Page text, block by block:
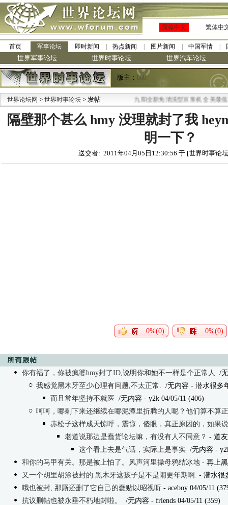
简体中文 繁体中
首页 军事论坛 即时新闻 热点新闻 图片新闻 中国军情
世界军事论坛 世界时事论坛 世界汽车论坛
版主： bob
世界论坛网 > 世界时事论坛 > 发帖 九阳全新免清洗型豆浆机 全美最低
隔壁那个甚么 hmy 没理就封了我
明一下？
送交者: 2011年04月05日12:30:56 于 [世界时事论
0%(0) 0%(0)
你有福了，你被疯婆hmy封了ID,说明你和她不一样是个正常人
/
我感觉黑木牙至少心理有问题,不太正常. /无内容 - 潜水很多
而且常年坚持不就医 /无内容 - y2k 04/05/11 (406)
呵呵，哪剩下来还继续在哪泥潭里折腾的人呢？他们算不算
赤松子这样成天惊呼，震惊，傻眼，真正原因的，如果
老道说那边是蠢货论坛嘛，有没有人不同意？ - 道
这个看上去是气话，实际上是事实 /无内容 -
和你的马甲有关。那是被上怕了。风声河里操母鸦结冰地 - 再上
又一个胡里胡涂被封的.黑木牙这孩子是不是闹更年期啊. - 潜水很
哦也被封, 那厮还删了它自己的蠢贴以昭视听 - aceboy 04/05/11
抗议删帖也被永垂不朽地封啦。
/无内容 - friends 04/05/11 (359)